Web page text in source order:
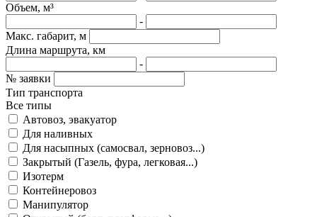
Объем, м³
-
Макс. габарит, м
Длина маршрута, км
-
№ заявки
Тип транспорта
Все типы
Автовоз, эвакуатор
Для наливных
Для насыпных (самосвал, зерновоз...)
Закрытый (Газель, фура, легковая...)
Изотерм
Контейнеровоз
Манипулятор